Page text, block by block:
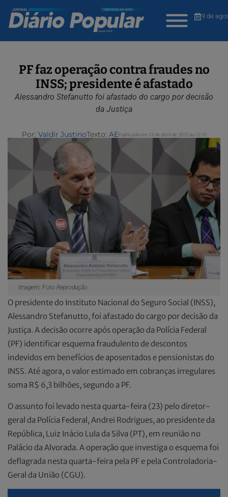
9 de
PF faz operação contra fraudes no
INSS; presidente é afastado
Alessandro Stefanutto foi afastado do cargo por decisão
da Justiça
Por: Valdir JustinoTexto: AEPublicada em 23 de abril de 2025 às 12:15
Imagem: Foto Reprodução
O presidente do Instituto Nacional do Seguro Social (INSS),
Alessandro Stefanutto, foi afastado do cargo por decisão da
Justiça. A decisão ocorre após operação da Polícia Federal
(PF) identificar esquema fraudulento de descontos
indevidos em benefícios de aposentados e pensionistas do
INSS. Até agora, o valor estimado em cobranças irregulares
soma R$ 6,3 bilhões, segundo a PF.
O assunto foi levado nesta quarta-feira (23) pelo diretor-
geral da Polícia Federal, Andrei Rodrigues, ao presidente da
República, Luiz Inácio Lula da Silva (PT), em reunião no
Palácio da Alvorada. A operação que investiga o esquema foi
deflagrada nesta quarta-feira pela PF e pela Controladoria-
Geral da União (CGU).